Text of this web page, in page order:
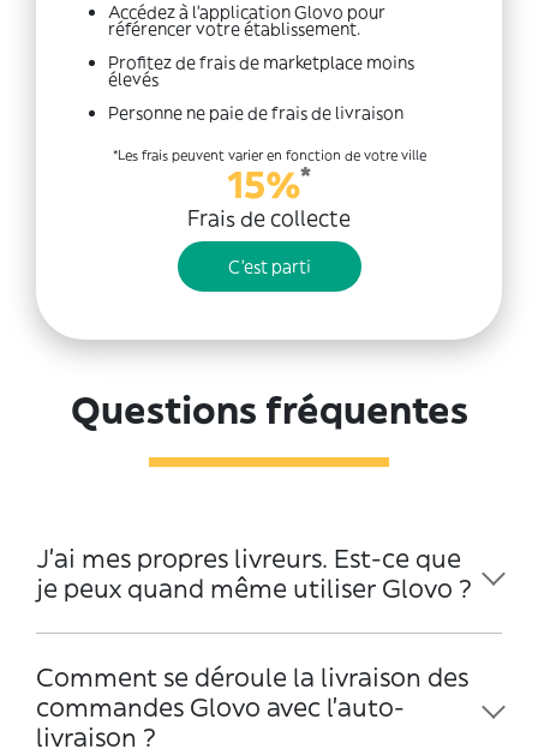
Accédez à l'application Glovo pour
référencer votre établissement.
Profitez de frais de marketplace moins
élevés
Personne ne paie de frais de livraison
*Les frais peuvent varier en fonction de votre ville
15%*
Frais de collecte
C'est parti
Questions fréquentes
J’ai mes propres livreurs. Est-ce que
je peux quand même utiliser Glovo ?
Comment se déroule la livraison des
commandes Glovo avec l’auto-
livraison ?